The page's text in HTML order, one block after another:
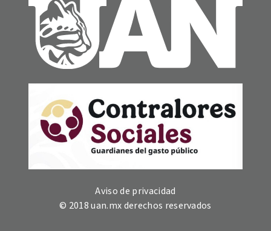
Aviso de privacidad
© 2018 uan.mx derechos reservados